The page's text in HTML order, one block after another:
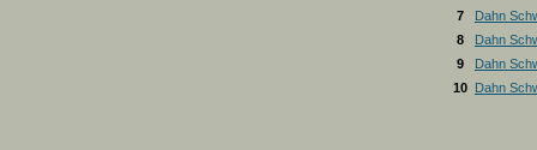
7
Dahn
8
Dahn
9
Dahn
10
Dahn